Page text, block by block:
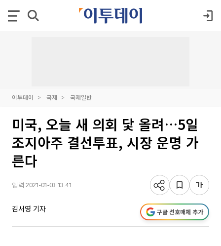
이투데이 국제 국제일반
미국, 오늘 새 의회 닻 올려…5일
조지아주 결선투표, 시장 운명 가
른다
입력 2021-01-03 13:41
김서영 기자 구글 선호매체 추가